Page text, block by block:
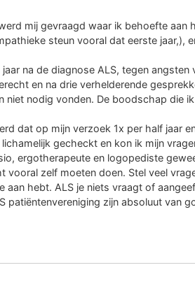
mij gevraagd waar ik behoefte
steun vooral dat eerste jaar,),
na de diagnose ALS, tegen
en na drie verhelderende
nodig vonden. De boodschap die
dat op mijn verzoek 1x per half jaar
gecheckt en kon ik mijn
ergotherapeute en logopediste
zelf moeten doen. Stel veel
hebt. ALS je niets vraagt of
zijn absoluut van